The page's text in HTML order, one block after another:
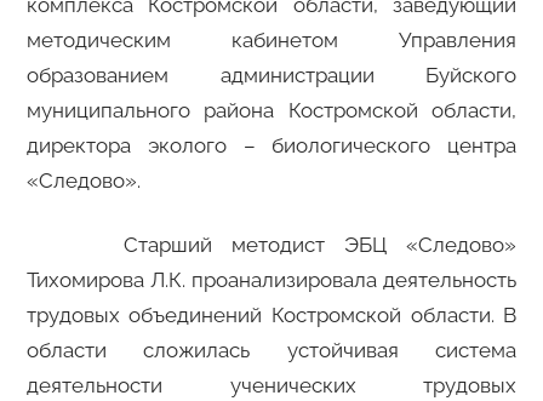
методическим кабинетом Управления
образованием администрации Буйского
муниципального района Костромской области,
директора эколого – биологического центра
«Следово».
Старший методист ЭБЦ «Следово»
Тихомирова Л.К. проанализировала деятельность
трудовых объединений Костромской области. В
области сложилась устойчивая система
деятельности ученических трудовых